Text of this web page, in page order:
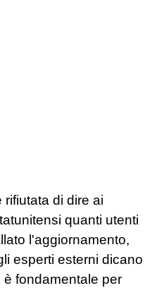
rifiutata di dire ai
quanti utenti
l'aggiornamento,
esperti esterni dicano
fondamentale per